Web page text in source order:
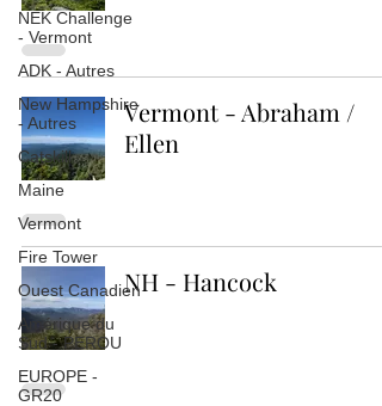
NEK Challenge
- Vermont
ADK - Autres
New Hampshire
- Autres
Catskill
Maine
Vermont
Fire Tower
Ouest Canadien
Amérique du
Sud - PEROU
EUROPE -
GR20
Vermont - Abraham /
Ellen
NH - Hancock